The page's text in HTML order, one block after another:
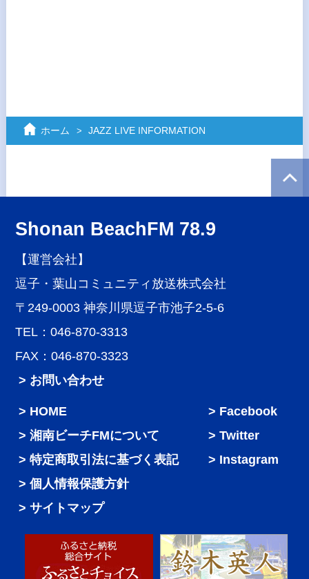
ホーム JAZZ LIVE INFORMATION
Shonan BeachFM 78.9
【運営会社】
逗子・葉山コミュニティ放送株式会社
〒249-0003 神奈川県逗子市池子2-5-6
TEL：046-870-3313
FAX：046-870-3323
> お問い合わせ
HOME
湘南ビーチFMについて
特定商取引法に基づく表記
個人情報保護方針
サイトマップ
Facebook
Twitter
Instagram